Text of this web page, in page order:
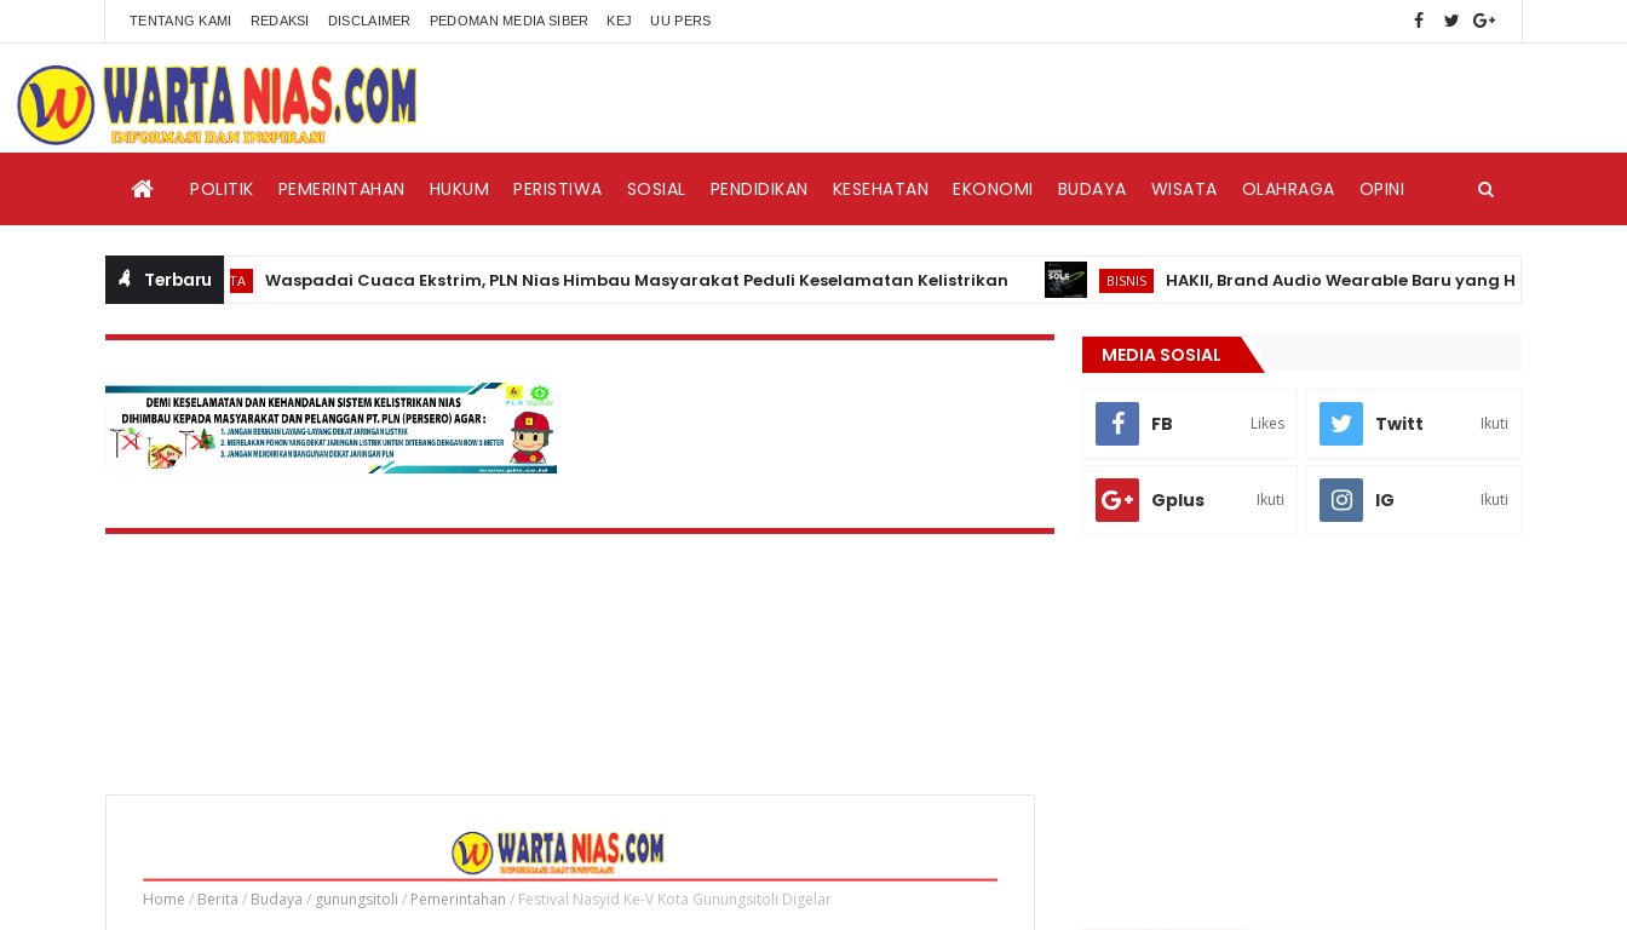
TENTANG KAMI REDAKSI DISCLAIMER PEDOMAN MEDIA SIBER KEJ UU PERS
POLITIK PEMERINTAHAN HUKUM PERISTIWA SOSIAL PENDIDIKAN KESEHATAN EKONOMI BUDAYA WISATA OLAHRAGA OPINI
Terbaru
BERITA Waspadai Cuaca Ekstrim, PLN Nias Himbau Masyarakat Peduli Keselamatan Kelistrikan BISNIS HAKII, Brand Audio Wearable Baru yang Hadir di Pasar
Home / Berita / Budaya / gunungsitoli / Pemerintahan / Festival Nasyid Ke-V Kota Gunungsitoli Digelar
MEDIA SOSIAL
FB Likes Twitt Ikuti
Gplus Ikuti IG Ikuti